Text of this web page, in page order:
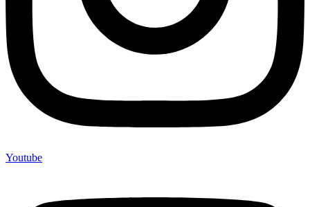
Youtube